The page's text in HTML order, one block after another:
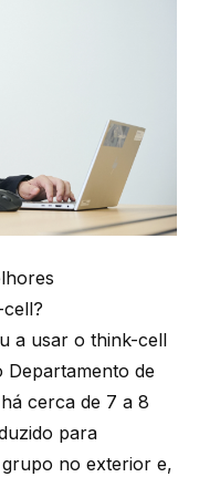
a usar o think-cell
Departamento de
cerca de 7 a 8
para
no exterior e,